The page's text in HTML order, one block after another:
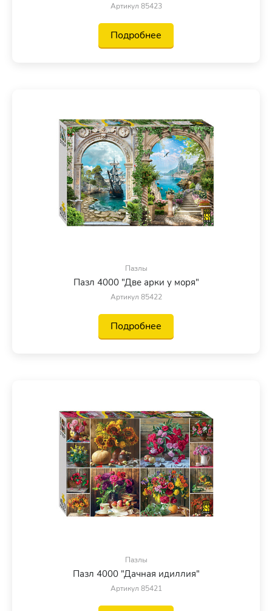
Артикул 85423
Подробнее
Пазлы
Пазл 4000 "Две арки у моря"
Артикул 85422
Подробнее
Пазлы
Пазл 4000 "Дачная идиллия"
Артикул 85421